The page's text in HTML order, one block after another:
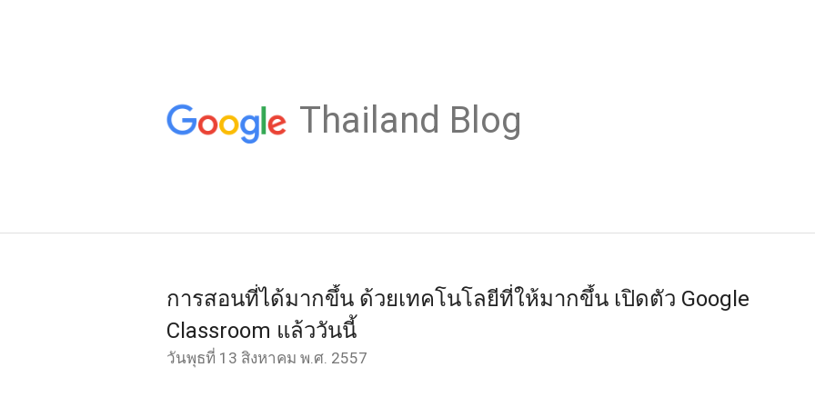
Thailand Blog
การสอนที่ได้มากขึ้น ด้วยเทคโนโลยีที่ให้มากขึ้น เปิดตัว Google
Classroom แล้ววันนี้
วันพุธที่ 13 สิงหาคม พ.ศ. 2557